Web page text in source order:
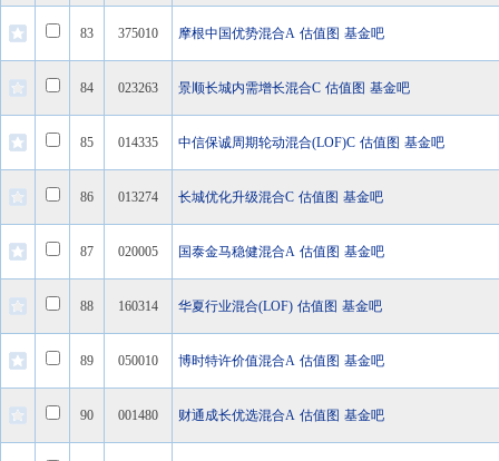
83 375010 摩根中国优势混合A 估值图 基金吧
84 023263 景顺长城内需增长混合C 估值图 基金吧
85 014335 中信保诚周期轮动混合(LOF)C 估值图 基金吧
86 013274 长城优化升级混合C 估值图 基金吧
87 020005 国泰金马稳健混合A 估值图 基金吧
88 160314 华夏行业混合(LOF) 估值图 基金吧
89 050010 博时特许价值混合A 估值图 基金吧
90 001480 财通成长优选混合A 估值图 基金吧